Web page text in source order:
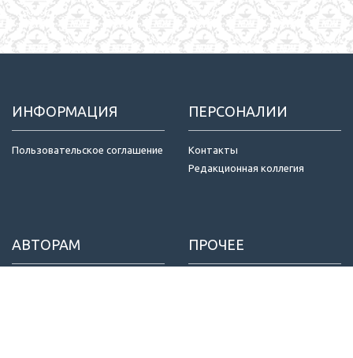
ИНФОРМАЦИЯ
Пользовательское соглашение
ПЕРСОНАЛИИ
Контакты
Редакционная коллегия
АВТОРАМ ПРОЧЕЕ